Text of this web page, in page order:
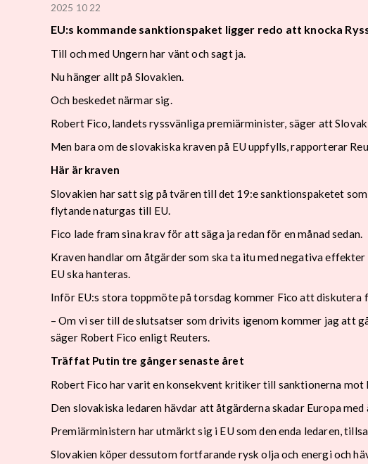
2025 10 22
EU:s kommande sanktionspaket ligger redo att knocka
Till och med Ungern har vänt och sagt ja.
Nu hänger allt på Slovakien.
Och beskedet närmar sig.
Robert Fico, landets ryssvänliga premiärminister, säger att
Men bara om de slovakiska kraven på EU uppfylls, rapporterar
Här är kraven
Slovakien har satt sig på tvären till det 19:e sanktionspaketet
flytande naturgas till EU.
Fico lade fram sina krav för att säga ja redan för en månad sedan.
Kraven handlar om åtgärder som ska ta itu med negativa
EU ska hanteras.
Inför EU:s stora toppmöte på torsdag kommer Fico att
– Om vi ser till de slutsatser som drivits igenom kommer jag att
säger Robert Fico enligt Reuters.
Träffat Putin tre gånger senaste året
Robert Fico har varit en konsekvent kritiker till sanktionerna mot
Den slovakiska ledaren hävdar att åtgärderna skadar Europa
Premiärministern har utmärkt sig i EU som den enda ledaren,
Slovakien köper dessutom fortfarande rysk olja och energi och